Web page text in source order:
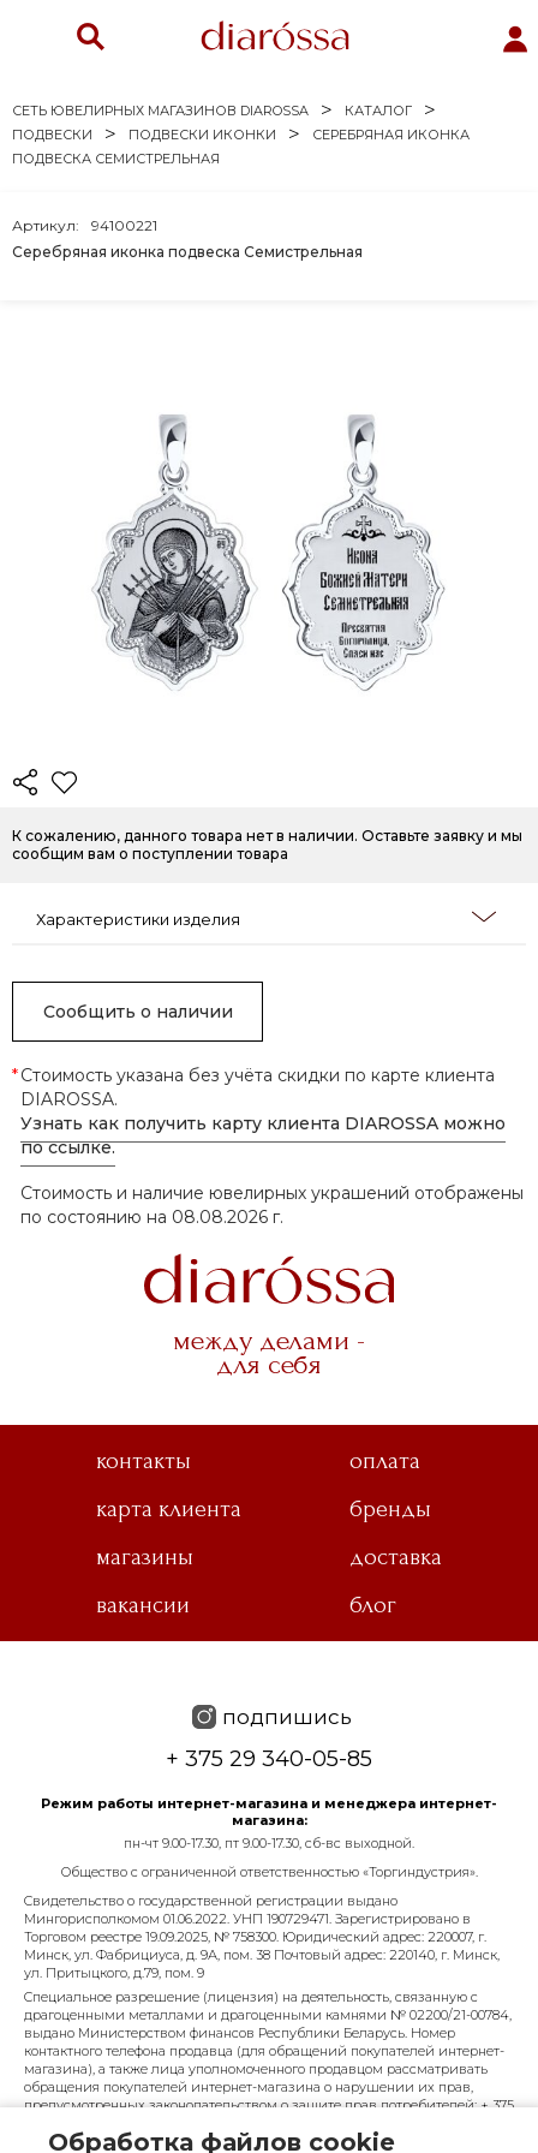
СЕТЬ ЮВЕЛИРНЫХ МАГАЗИНОВ DIAROSSA
КАТАЛОГ
ПОДВЕСКИ
ПОДВЕСКИ ИКОНКИ
СЕРЕБРЯНАЯ ИКОНКА
ПОДВЕСКА СЕМИСТРЕЛЬНАЯ
Серебряная иконка подвеска Семистрельная
Артикул: 94100221
К сожалению, данного товара нет в наличии. Оставьте заявку и мы
сообщим вам о поступлении товара
Характеристики изделия
Сообщить о наличии
*Стоимость указана без учёта скидки по карте клиента
DIAROSSA.
Узнать как получить карту клиента DIAROSSA можно
по ссылке.
Стоимость и наличие ювелирных украшений отображены
по состоянию на 08.08.2026 г.
между делами -
для себя
контакты
оплата
карта клиента
бренды
магазины
доставка
вакансии
блог
подпишись
+ 375 29 340-05-85
Режим работы интернет-магазина и менеджера интернет-
магазина:
пн-чт 9.00-17.30, пт 9.00-17.30, сб-вс выходной.
Общество с ограниченной ответственностью «Торгиндустрия».
Свидетельство о государственной регистрации выдано
Мингорисполкомом 01.06.2022. УНП 190729471. Зарегистрировано в
Торговом реестре 19.09.2025, № 758300. Юридический адрес: 220007, г.
Минск, ул. Фабрициуса, д. 9А, пом. 38 Почтовый адрес: 220140, г. Минск,
ул. Притыцкого, д.79, пом. 9
Специальное разрешение (лицензия) на деятельность, связанную с
драгоценными металлами и драгоценными камнями № 02200/21-00784,
выдано Министерством финансов Республики Беларусь. Номер
контактного телефона продавца (для обращений покупателей интернет-
магазина), а также лица уполномоченного продавцом рассматривать
обращения покупателей интернет-магазина о нарушении их прав,
предусмотренных законодательством о защите прав потребителей: + 375
управления по работе с обращениями граждан и юридических лиц
Обработка файлов cookie